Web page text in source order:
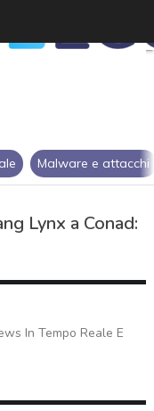
Malware e attacchi
Lynx a Conad:
In Tempo Reale E